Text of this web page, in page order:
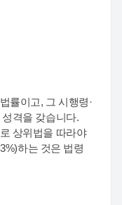
률이고, 그 시행령·
격을 갖습니다.
상위법을 따라야
하는 것은 법령